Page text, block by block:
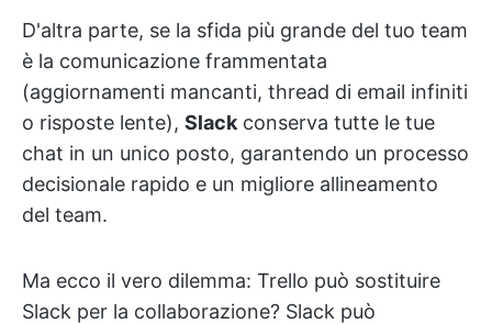
D'altra parte, se la sfida più grande del tuo team
è la comunicazione frammentata
(aggiornamenti mancanti, thread di email infiniti
o risposte lente), Slack conserva tutte le tue
chat in un unico posto, garantendo un processo
decisionale rapido e un migliore allineamento
del team.
Ma ecco il vero dilemma: Trello può sostituire
Slack per la collaborazione? Slack può